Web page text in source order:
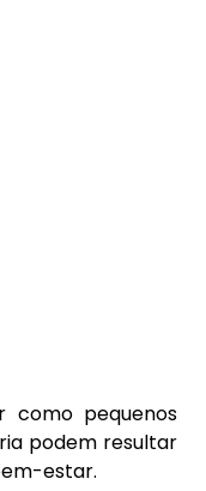
como pequenos
podem resultar
estar.